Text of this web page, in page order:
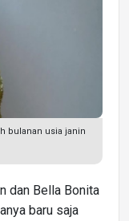
bulanan usia janin
dan Bella Bonita
baru saja